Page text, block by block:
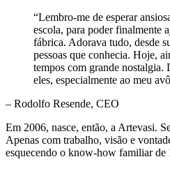
“Lembro-me de esperar
escola, para poder finalmente
fábrica. Adorava tudo, desde
pessoas que conhecia. Hoje,
tempos com grande nostalgia.
eles, especialmente ao meu
– Rodolfo Resende, CEO
Em 2006, nasce, então, a Artevasi.
Apenas com trabalho, visão e
esquecendo o know-how familiar de